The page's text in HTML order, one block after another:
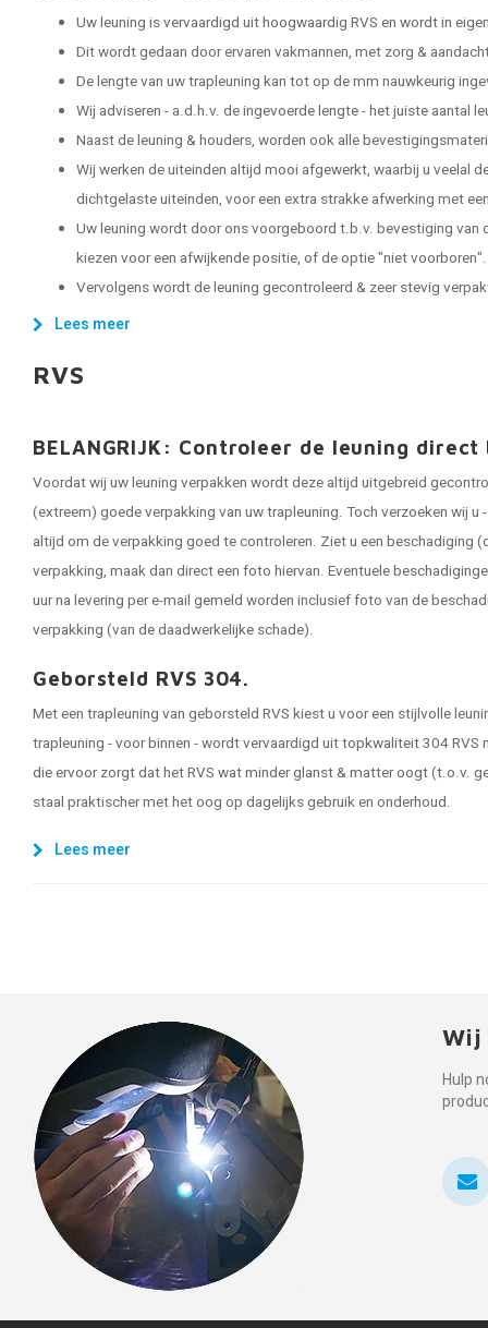
Uw leuning is vervaardigd uit hoogwaardig RVS en wordt in
Dit wordt gedaan door ervaren vakmannen, met zorg &
De lengte van uw trapleuning kan tot op de mm nauwkeurig
Wij adviseren - a.d.h.v. de ingevoerde lengte - het juiste aantal
Naast de leuning & houders, worden ook alle
Wij werken de uiteinden altijd mooi afgewerkt, waarbij u veelal
dichtgelaste uiteinden, voor een extra strakke afwerking met
Uw leuning wordt door ons voorgeboord t.b.v. bevestiging van
kiezen voor een afwijkende positie, of de optie "niet voorboren".
Vervolgens wordt de leuning gecontroleerd & zeer stevig
Lees meer
RVS
BELANGRIJK: Controleer de leuning
Voordat wij uw leuning verpakken wordt deze altijd uitgebreid
(extreem) goede verpakking van uw trapleuning. Toch verzoeken wij u
altijd om de verpakking goed te controleren. Ziet u een beschadiging
verpakking, maak dan direct een foto hiervan. Eventuele
uur na levering per e-mail gemeld worden inclusief foto van de
verpakking (van de daadwerkelijke schade).
Geborsteld RVS 304.
Met een trapleuning van geborsteld RVS kiest u voor een stijlvolle
trapleuning - voor binnen - wordt vervaardigd uit topkwaliteit 304
die ervoor zorgt dat het RVS wat minder glanst & matter oogt (t.o.v.
staal praktischer met het oog op dagelijks gebruik en onderhoud.
Lees meer
Wij
Hulp